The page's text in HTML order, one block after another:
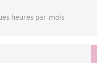
heures par mois